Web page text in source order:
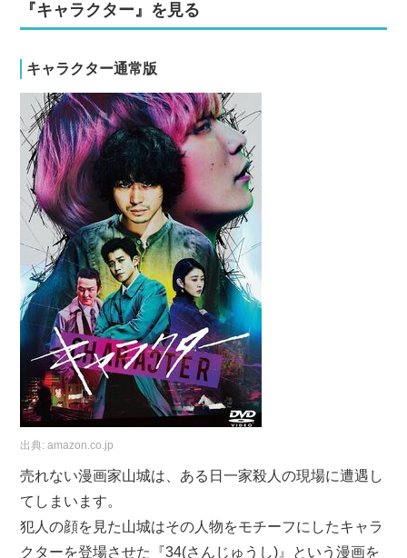
『キャラクター』を見る
キャラクター通常版
出典:amazon.co.jp
売れない漫画家山城は、ある日一家殺人の現場に遭遇し
てしまいます。
犯人の顔を見た山城はその人物をモチーフにしたキャラ
クターを登場させた『34(さんじゅうし)』という漫画を